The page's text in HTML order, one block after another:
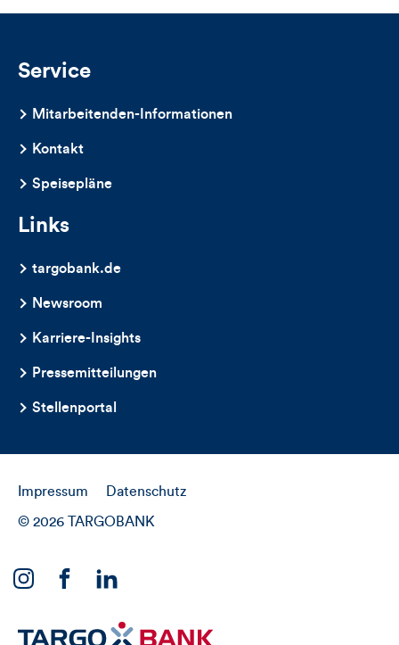
Service
Mitarbeitenden-Informationen
Kontakt
Speisepläne
Links
targobank.de
Newsroom
Karriere-Insights
Pressemitteilungen
Stellenportal
Impressum Datenschutz
© 2026 TARGOBANK
unseremunseremunserem